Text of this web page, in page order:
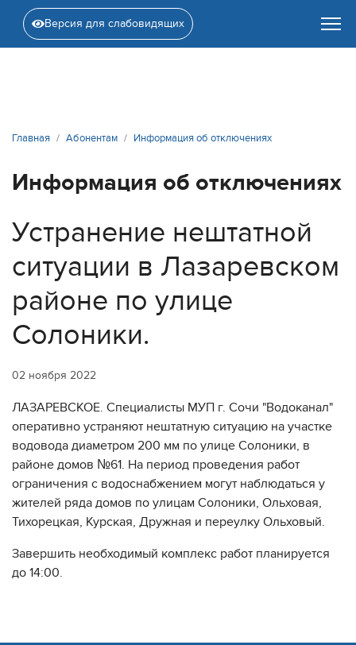
Версия для слабовидящих
Главная Абонентам Информация об отключениях
Информация об отключениях
Устранение нештатной
ситуации в Лазаревском
районе по улице
Солоники.
02 ноября 2022
ЛАЗАРЕВСКОЕ. Специалисты МУП г. Сочи "Водоканал"
оперативно устраняют нештатную ситуацию на участке
водовода диаметром 200 мм по улице Солоники, в
районе домов №61. На период проведения работ
ограничения с водоснабжением могут наблюдаться у
жителей ряда домов по улицам Солоники, Ольховая,
Тихорецкая, Курская, Дружная и переулку Ольховый.
Завершить необходимый комплекс работ планируется
до 14:00.